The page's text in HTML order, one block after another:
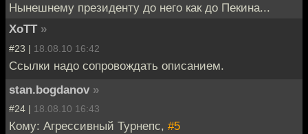
Нынешнему президенту до него как до Пекина...
XoTT »
#23 | 18.08.10 16:42
Ссылки надо сопровождать описанием.
stan.bogdanov »
#24 | 18.08.10 16:43
Кому: Агрессивный Турнепс, #5